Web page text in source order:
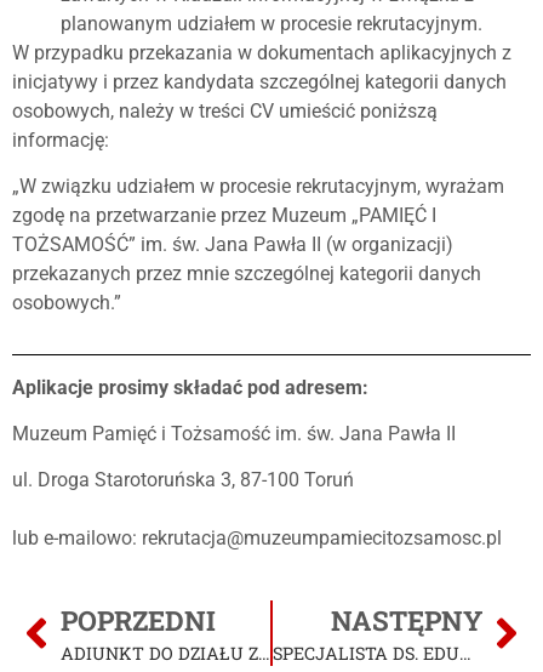
planowanym udziałem w procesie rekrutacyjnym.
W przypadku przekazania w dokumentach aplikacyjnych z
inicjatywy i przez kandydata szczególnej kategorii danych
osobowych, należy w treści CV umieścić poniższą
informację:
„W związku udziałem w procesie rekrutacyjnym, wyrażam
zgodę na przetwarzanie przez Muzeum „PAMIĘĆ I
TOŻSAMOŚĆ” im. św. Jana Pawła II (w organizacji)
przekazanych przez mnie szczególnej kategorii danych
osobowych.”
Aplikacje prosimy składać pod adresem:
Muzeum Pamięć i Tożsamość im. św. Jana Pawła II
ul. Droga Starotoruńska 3, 87-100 Toruń
lub e-mailowo: rekrutacja@muzeumpamiecitozsamosc.pl
POPRZEDNI
ADIUNKT DO DZIAŁU ZBIORÓW MUZEALNYCH
NASTĘPNY
SPECJALISTA DS. EDUKACJI